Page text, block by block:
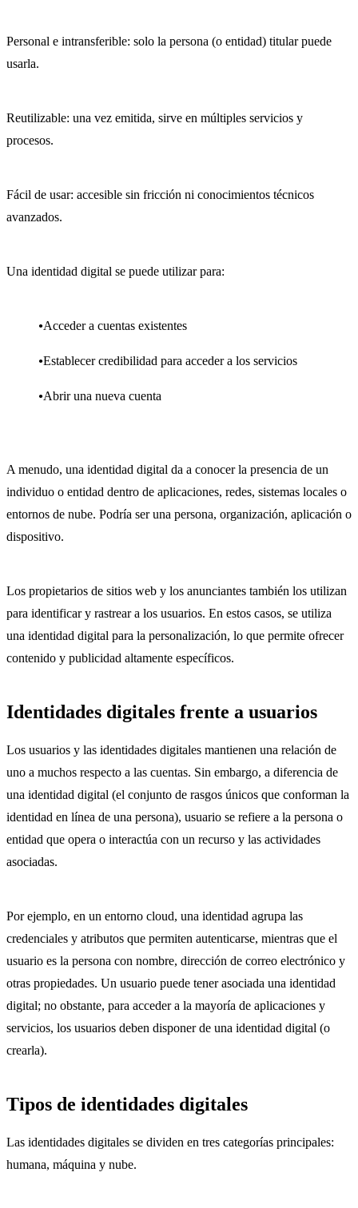
Personal e intransferible: solo la persona (o entidad) titular puede
usarla.
Reutilizable: una vez emitida, sirve en múltiples servicios y
procesos.
Fácil de usar: accesible sin fricción ni conocimientos técnicos
avanzados.
Una identidad digital se puede utilizar para:
Acceder a cuentas existentes
Establecer credibilidad para acceder a los servicios
Abrir una nueva cuenta
A menudo, una identidad digital da a conocer la presencia de un
individuo o entidad dentro de aplicaciones, redes, sistemas locales o
entornos de nube. Podría ser una persona, organización, aplicación o
dispositivo.
Los propietarios de sitios web y los anunciantes también los utilizan
para identificar y rastrear a los usuarios. En estos casos, se utiliza
una identidad digital para la personalización, lo que permite ofrecer
contenido y publicidad altamente específicos.
Identidades digitales frente a usuarios
Los usuarios y las identidades digitales mantienen una relación de
uno a muchos respecto a las cuentas. Sin embargo, a diferencia de
una identidad digital (el conjunto de rasgos únicos que conforman la
identidad en línea de una persona), usuario se refiere a la persona o
entidad que opera o interactúa con un recurso y las actividades
asociadas.
Por ejemplo, en un entorno cloud, una identidad agrupa las
credenciales y atributos que permiten autenticarse, mientras que el
usuario es la persona con nombre, dirección de correo electrónico y
otras propiedades. Un usuario puede tener asociada una identidad
digital; no obstante, para acceder a la mayoría de aplicaciones y
servicios, los usuarios deben disponer de una identidad digital (o
crearla).
Tipos de identidades digitales
Las identidades digitales se dividen en tres categorías principales:
humana, máquina y nube.